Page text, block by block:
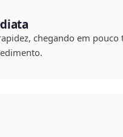
chegando em pouco